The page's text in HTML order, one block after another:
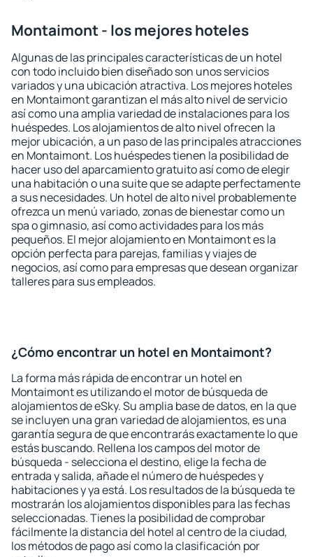
Montaimont - los mejores hoteles
Algunas de las principales características de un hotel
con todo incluido bien diseñado son unos servicios
variados y una ubicación atractiva. Los mejores hoteles
en Montaimont garantizan el más alto nivel de servicio
así como una amplia variedad de instalaciones para los
huéspedes. Los alojamientos de alto nivel ofrecen la
mejor ubicación, a un paso de las principales atracciones
en Montaimont. Los huéspedes tienen la posibilidad de
hacer uso del aparcamiento gratuito así como de elegir
una habitación o una suite que se adapte perfectamente
a sus necesidades. Un hotel de alto nivel probablemente
ofrezca un menú variado, zonas de bienestar como un
spa o gimnasio, así como actividades para los más
pequeños. El mejor alojamiento en Montaimont es la
opción perfecta para parejas, familias y viajes de
negocios, así como para empresas que desean organizar
talleres para sus empleados.
¿Cómo encontrar un hotel en Montaimont?
La forma más rápida de encontrar un hotel en
Montaimont es utilizando el motor de búsqueda de
alojamientos de eSky. Su amplia base de datos, en la que
se incluyen una gran variedad de alojamientos, es una
garantía segura de que encontrarás exactamente lo que
estás buscando. Rellena los campos del motor de
búsqueda - selecciona el destino, elige la fecha de
entrada y salida, añade el número de huéspedes y
habitaciones y ya está. Los resultados de la búsqueda te
mostrarán los alojamientos disponibles para las fechas
seleccionadas. Tienes la posibilidad de comprobar
fácilmente la distancia del hotel al centro de la ciudad,
los métodos de pago así como la clasificación por